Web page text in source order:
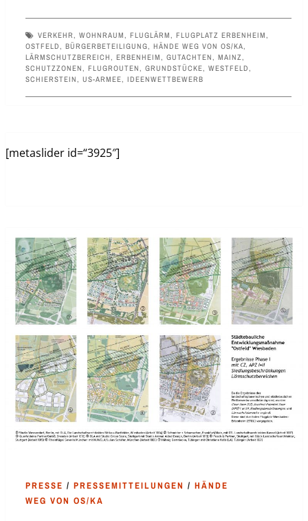
VERKEHR, WOHNRAUM, FLUGLÄRM, FLUGPLATZ ERBENHEIM,
OSTFELD, BÜRGERBETEILIGUNG, HÄNDE WEG VON OS/KA,
LÄRMSCHUTZBEREICH, ERBENHEIM, GUTACHTEN, MAINZ,
SCHUTZZONEN, FLUGROUTEN, GRUNDSTÜCKE, WESTFELD,
SCHIERSTEIN, US-ARMEE, IDEENWETTBEWERB
[metaslider id=“3925″]
PRESSE / PRESSEMITTEILUNGEN / HÄNDE
WEG VON OS/KA